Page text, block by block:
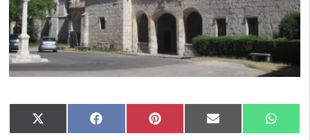
Compartir
en
X
(Twitter)
Compartir
en
Facebook Compartir
en
Pinterest Compartir
en
Email
en